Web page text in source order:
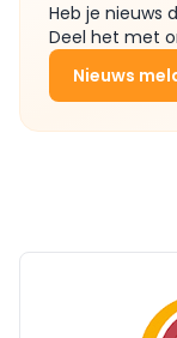
Heb je nieuws
Deel het met
Nieuws